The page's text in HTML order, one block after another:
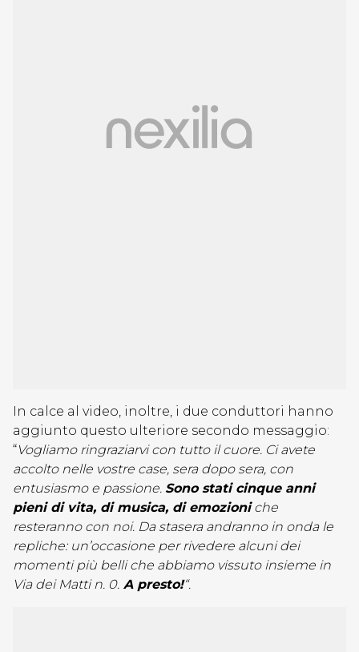
In calce al video, inoltre, i due conduttori hanno
aggiunto questo ulteriore secondo messaggio:
“Vogliamo ringraziarvi con tutto il cuore. Ci avete
accolto nelle vostre case, sera dopo sera, con
entusiasmo e passione. Sono stati cinque anni
pieni di vita, di musica, di emozioniche
resteranno con noi. Da stasera andranno in onda le
repliche: un’occasione per rivedere alcuni dei
momenti più belli che abbiamo vissuto insieme in
Via dei Matti n. 0. A presto!“.